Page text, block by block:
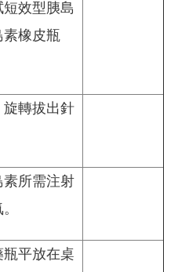
效型胰島
素橡皮瓶
轉拔出針
所需注射
平放在桌